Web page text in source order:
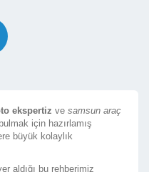
ekspertiz ve samsun araç
için hazırlamış
büyük kolaylık
aldığı bu rehberimiz